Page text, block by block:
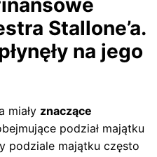
Stallone’a.
na jego
miały znaczące
podział majątku
podziale majątku często